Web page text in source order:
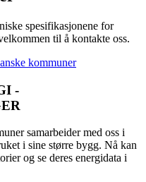
spesifikasjonene for
til å kontakte oss.
-
samarbeider med oss ​​i
i sine større bygg. Nå kan
og se deres energidata i